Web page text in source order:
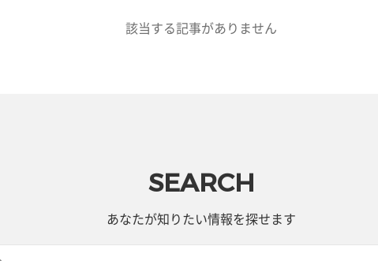
該当する記事がありません
SEARCH
あなたが知りたい情報を探せます